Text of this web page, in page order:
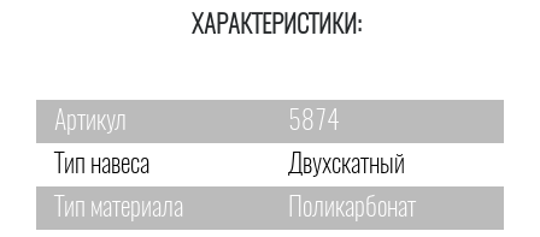
ХАРАКТЕРИСТИКИ:
Артикул
5874
Тип навеса
Двухскатный
Тип материала
Поликарбонат